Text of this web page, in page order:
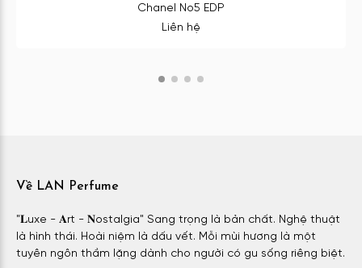
Chanel No5 EDP
Liên hệ
Về LAN Perfume
"𝐋uxe - 𝐀rt - 𝐍ostalgia" Sang trọng là bản chất. Nghệ thuật
là hình thái. Hoài niệm là dấu vết. Mỗi mùi hương là một
tuyên ngôn thầm lặng dành cho người có gu sống riêng biệt.